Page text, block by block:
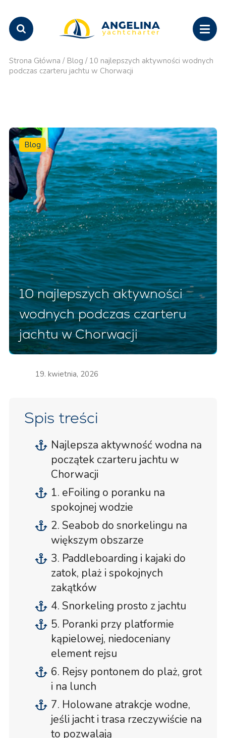
Strona Główna / Blog / 10 najlepszych aktywności wodnych
podczas czarteru jachtu w Chorwacji
Blog
10 najlepszych aktywności
wodnych podczas czarteru
jachtu w Chorwacji
19. kwietnia, 2026
Spis treści
Najlepsza aktywność wodna na
początek czarteru jachtu w
Chorwacji
1. eFoiling o poranku na
spokojnej wodzie
2. Seabob do snorkelingu na
większym obszarze
3. Paddleboarding i kajaki do
zatok, plaż i spokojnych
zakątków
4. Snorkeling prosto z jachtu
5. Poranki przy platformie
kąpielowej, niedoceniany
element rejsu
6. Rejsy pontonem do plaż, grot
i na lunch
7. Holowane atrakcje wodne,
jeśli jacht i trasa rzeczywiście na
to pozwalają